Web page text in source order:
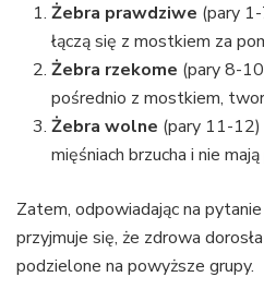
Żebra prawdziwe (pary
łączą się z mostkiem za
Żebra rzekome (pary 8-
pośrednio z mostkiem,
Żebra wolne (pary 11-
mięśniach brzucha i nie
Zatem, odpowiadając na pytanie
przyjmuje się, że zdrowa
podzielone na powyższe grupy.